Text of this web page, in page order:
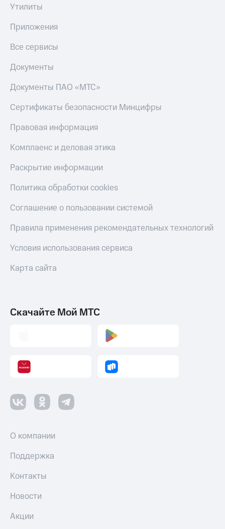
Утилиты
Приложения
Все сервисы
Документы
Документы ПАО «МТС»
Сертификаты безопасности Минцифры
Правовая информация
Комплаенс и деловая этика
Раскрытие информации
Политика обработки cookies
Соглашение о пользовании системой
Правила применения рекомендательных технологий
Условия использования сервиса
Карта сайта
Скачайте Мой МТС
О компании
Поддержка
Контакты
Новости
Акции